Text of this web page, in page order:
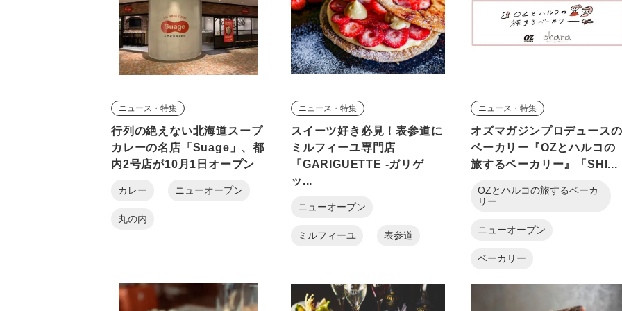
ニュース・特集
行列の絶えない北海道スープ
カレーの名店「Suage」、都
内2号店が10月1日オープン
カレー ニューオープン
丸の内
ニュース・特集
スイーツ好き必見！表参道に
ミルフィーユ専門店
「GARIGUETTE -ガリゲ
ッ...
ニューオープン
ミルフィーユ 表参道
ニュース・特集
オズマガジンプロデュースの
ベーカリー『OZとハルコの
旅するベーカリー』「SHI...
OZとハルコの旅するベーカ
リー
ニューオープン
ベーカリー